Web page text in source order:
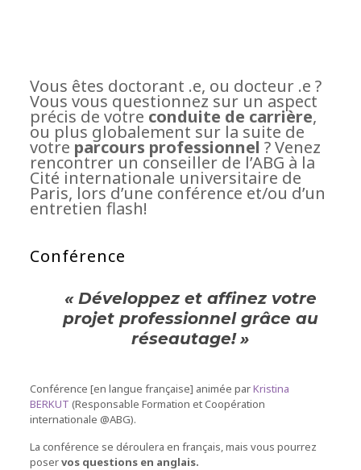
Vous êtes doctorant .e, ou docteur .e ?
Vous vous questionnez sur un aspect
précis de votre conduite de carrière,
ou plus globalement sur la suite de
votre parcours professionnel ? Venez
rencontrer un conseiller de l’ABG à la
Cité internationale universitaire de
Paris, lors d’une conférence et/ou d’un
entretien flash!
Conférence
« Développez et affinez votre
projet professionnel grâce au
réseautage! »
Conférence [en langue française] animée parKristina
BERKUT (Responsable Formation et Coopération
internationale @ABG).
La conférence se déroulera en français, mais vous pourrez
poservos questions en anglais.